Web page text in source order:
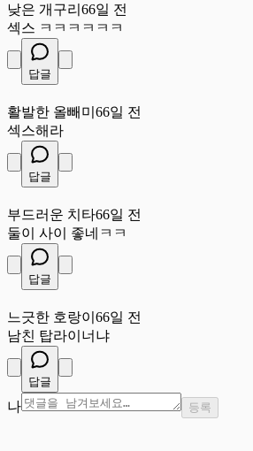
낮은 개구리 66일 전
섹스 ㅋㅋㅋㅋㅋㅋ
답글
활발한 올빼미 66일 전
섹스해라
답글
부드러운 치타66일 전
둘이 사이 좋네ㅋㅋ
답글
느긋한 호랑이 66일 전
남친 탑라이너냐
답글
나 등록